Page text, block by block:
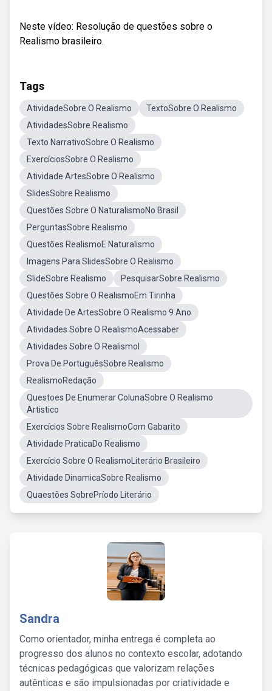
Neste vídeo: Resolução de questões sobre o
Realismo brasileiro.
Tags
AtividadeSobre O Realismo
TextoSobre O Realismo
AtividadesSobre Realismo
Texto NarrativoSobre O Realismo
ExercíciosSobre O Realismo
Atividade ArtesSobre O Realismo
SlidesSobre Realismo
Questões Sobre O NaturalismoNo Brasil
PerguntasSobre Realismo
Questões RealismoE Naturalismo
Imagens Para SlidesSobre O Realismo
SlideSobre Realismo
PesquisarSobre Realismo
Questões Sobre O RealismoEm Tirinha
Atividade De ArtesSobre O Realismo 9 Ano
Atividades Sobre O RealismoAcessaber
Atividades Sobre O RealismoI
Prova De PortuguêsSobre Realismo
RealismoRedação
Questoes De Enumerar ColunaSobre O Realismo
Artistico
Exercícios Sobre RealismoCom Gabarito
Atividade PraticaDo Realismo
Exercício Sobre O RealismoLiterário Brasileiro
Atividade DinamicaSobre Realismo
Quaestões SobrePríodo Literário
Sandra
Como orientador, minha entrega é completa ao
progresso dos alunos no contexto escolar, adotando
técnicas pedagógicas que valorizam relações
autênticas e são impulsionadas por criatividade e